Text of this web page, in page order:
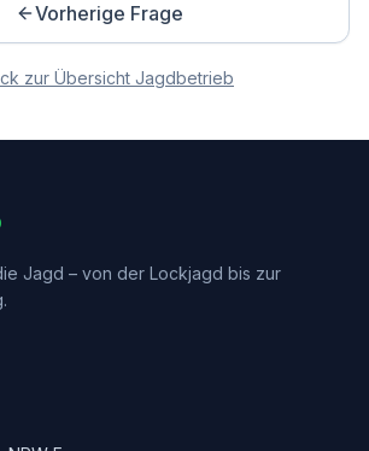
Vorherige Frage
zur Übersicht Jagdbetrieb
Jagd – von der Lockjagd bis zur